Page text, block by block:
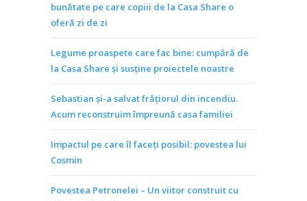
bunătate pe care copiii de la Casa Share o
oferă zi de zi
Legume proaspete care fac bine: cumpără de
la Casa Share și susține proiectele noastre
Sebastian și-a salvat frățiorul din incendiu.
Acum reconstruim împreună casa familiei
Impactul pe care îl faceți posibil: povestea lui
Cosmin
Povestea Petronelei – Un viitor construit cu